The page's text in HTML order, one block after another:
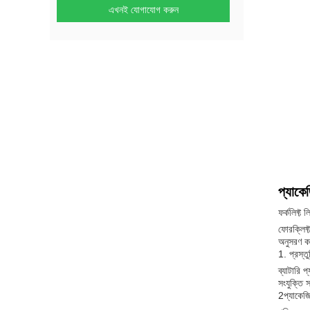
এখনই যোগাযোগ করুন
ফর্কলিফ্ট
অনুসরণ
1.
ব্যাটারি
সংযুক্তি